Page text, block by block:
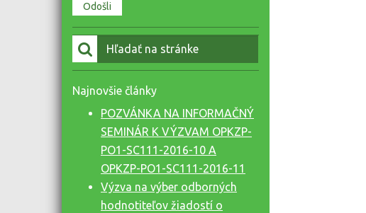
Vyhľadať:
Najnovšie články
POZVÁNKA NA INFORMAČNÝ
SEMINÁR K VÝZVAM OPKZP-
PO1-SC111-2016-10 A
OPKZP-PO1-SC111-2016-11
Výzva na výber odborných
hodnotiteľov žiadostí o